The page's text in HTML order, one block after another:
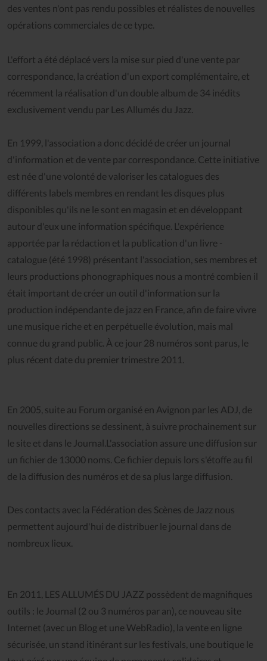
des ventes n'ont pas rendu possibles et réalistes de nouvelles
opérations commerciales de ce type.
L'effort a été déplacé vers la mise sur pied d'une vente par
correspondance, la création d'un export complémentaire, et
récemment la réalisation d'un double album de 34 inédits
exclusivement vendu par Les Allumés du Jazz.
En 1999, l'association a donc décidé de créer un journal
d'information et de vente par correspondance. Cette initiative
est née d'une volonté de valoriser les catalogues des
différents labels membres en rendant les disques plus
disponibles qu'ils ne le sont en magasin et en développant
autour d'eux une information spécifique. L'expérience
apportée par la rédaction et la publication d'un livre -
catalogue (été 1998) présentant l'association, ses membres et
leurs productions phonographiques nous a montré combien il
était important de créer un outil d'information sur la
production indépendante de jazz en France, afin de faire vivre
une musique riche et en perpétuelle évolution, mais mal
connue du grand public. À ce jour 28 numéros sont parus, le
plus récent date du premier trimestre 2011.
En 2005, suite au Forum organisé en Avignon par les ADJ, de
nouvelles directions se dessinent, à suivre prochainement sur
le site et dans le Journal.L'association assure une diffusion sur
un fichier de 13000 noms. Ce fichier depuis lors s'étoffe au fil
de la diffusion des numéros et de sa plus large diffusion.
Des contacts avec la Fédération des Scènes de Jazz nous
permettent aujourd'hui de distribuer le journal dans de
nombreux lieux.
En 2011, LES ALLUMÉS DU JAZZ possèdent de magnifiques
outils : le Journal (2 ou 3 numéros par an), ce nouveau site
Internet (avec un Blog et une WebRadio), la vente en ligne
sécurisée, un stand itinérant sur les festivals, une boutique le